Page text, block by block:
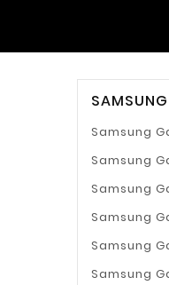
SAMSUNG
Samsung
Samsung
Samsung
Samsung
Samsung
Samsung